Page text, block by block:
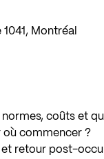
Montréal
coûts et
où commencer ?
et retour post-